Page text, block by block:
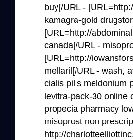
buy[/URL -
kamagra-gold
[URL=http://
canada[/URL -
[URL=http://
mellaril[/URL - wash,
cialis pills meldonium
levitra-pack-30 online
propecia pharmacy
misoprost non
http://